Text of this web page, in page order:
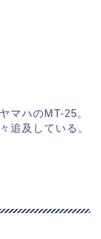
マハのMT-25。
追及している。